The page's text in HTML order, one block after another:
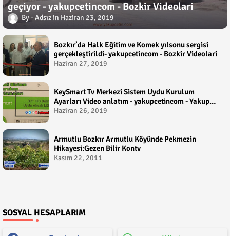
geçiyor - yakupcetincom - Bozkir Videolari
Adsız Haziran 23, 2019
Bozkır’da Halk Eğitim ve Komek yılsonu sergisi
gerçekleştirildi- yakupcetincom - Bozkir Videolari
Haziran 27, 2019
KeySmart Tv Merkezi Sistem Uydu Kurulum
Ayarları Video anlatım - yakupcetincom - Yakup
Çetin
Haziran 26, 2019
Armutlu Bozkır Armutlu Köyünde Pekmezin
Hikayesi:Gezen Bilir Kontv
Kasım 22, 2011
SOSYAL HESAPLARIM